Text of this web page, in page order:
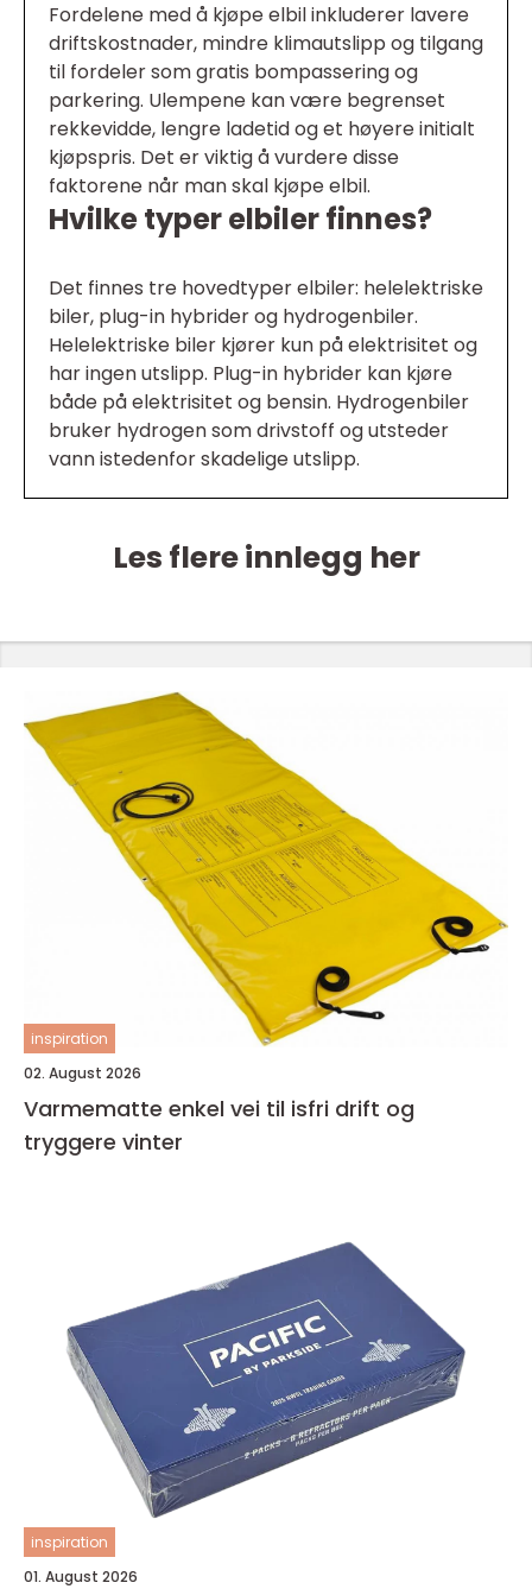
Fordelene med å kjøpe elbil inkluderer lavere
driftskostnader, mindre klimautslipp og tilgang
til fordeler som gratis bompassering og
parkering. Ulempene kan være begrenset
rekkevidde, lengre ladetid og et høyere initialt
kjøpspris. Det er viktig å vurdere disse
faktorene når man skal kjøpe elbil.
Hvilke typer elbiler finnes?
Det finnes tre hovedtyper elbiler: helelektriske
biler, plug-in hybrider og hydrogenbiler.
Helelektriske biler kjører kun på elektrisitet og
har ingen utslipp. Plug-in hybrider kan kjøre
både på elektrisitet og bensin. Hydrogenbiler
bruker hydrogen som drivstoff og utsteder
vann istedenfor skadelige utslipp.
Les flere innlegg her
inspiration
02. August 2026
Varmematte enkel vei til isfri drift og
tryggere vinter
inspiration
01. August 2026